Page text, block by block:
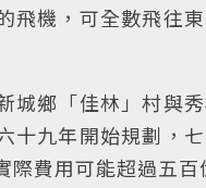
飛機，可全數飛往
城鄉「佳林」村與
十九年開始規劃，
費用可能超過五百